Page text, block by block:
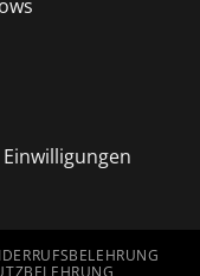
Einwilligungen